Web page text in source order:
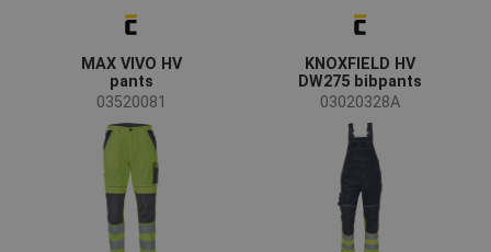
MAX VIVO HV
pants
03520081
KNOXFIELD HV
DW275 bibpants
03020328A